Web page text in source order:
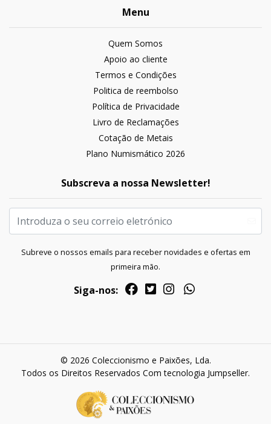
Menu
Quem Somos
Apoio ao cliente
Termos e Condições
Politica de reembolso
Política de Privacidade
Livro de Reclamações
Cotação de Metais
Plano Numismático 2026
Subscreva a nossa Newsletter!
Subreve o nossos emails para receber novidades e ofertas em
primeira mão.
Siga-nos:
© 2026 Coleccionismo e Paixões, Lda.
Todos os Direitos Reservados Com tecnologia Jumpseller.